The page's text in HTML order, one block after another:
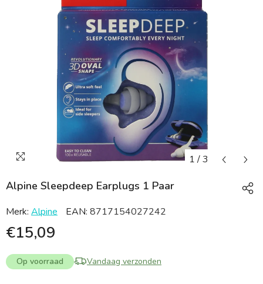
1 /3
Alpine Sleepdeep Earplugs 1 Paar
Merk: Alpine EAN: 8717154027242
€15,09
Op voorraad Vandaag verzonden